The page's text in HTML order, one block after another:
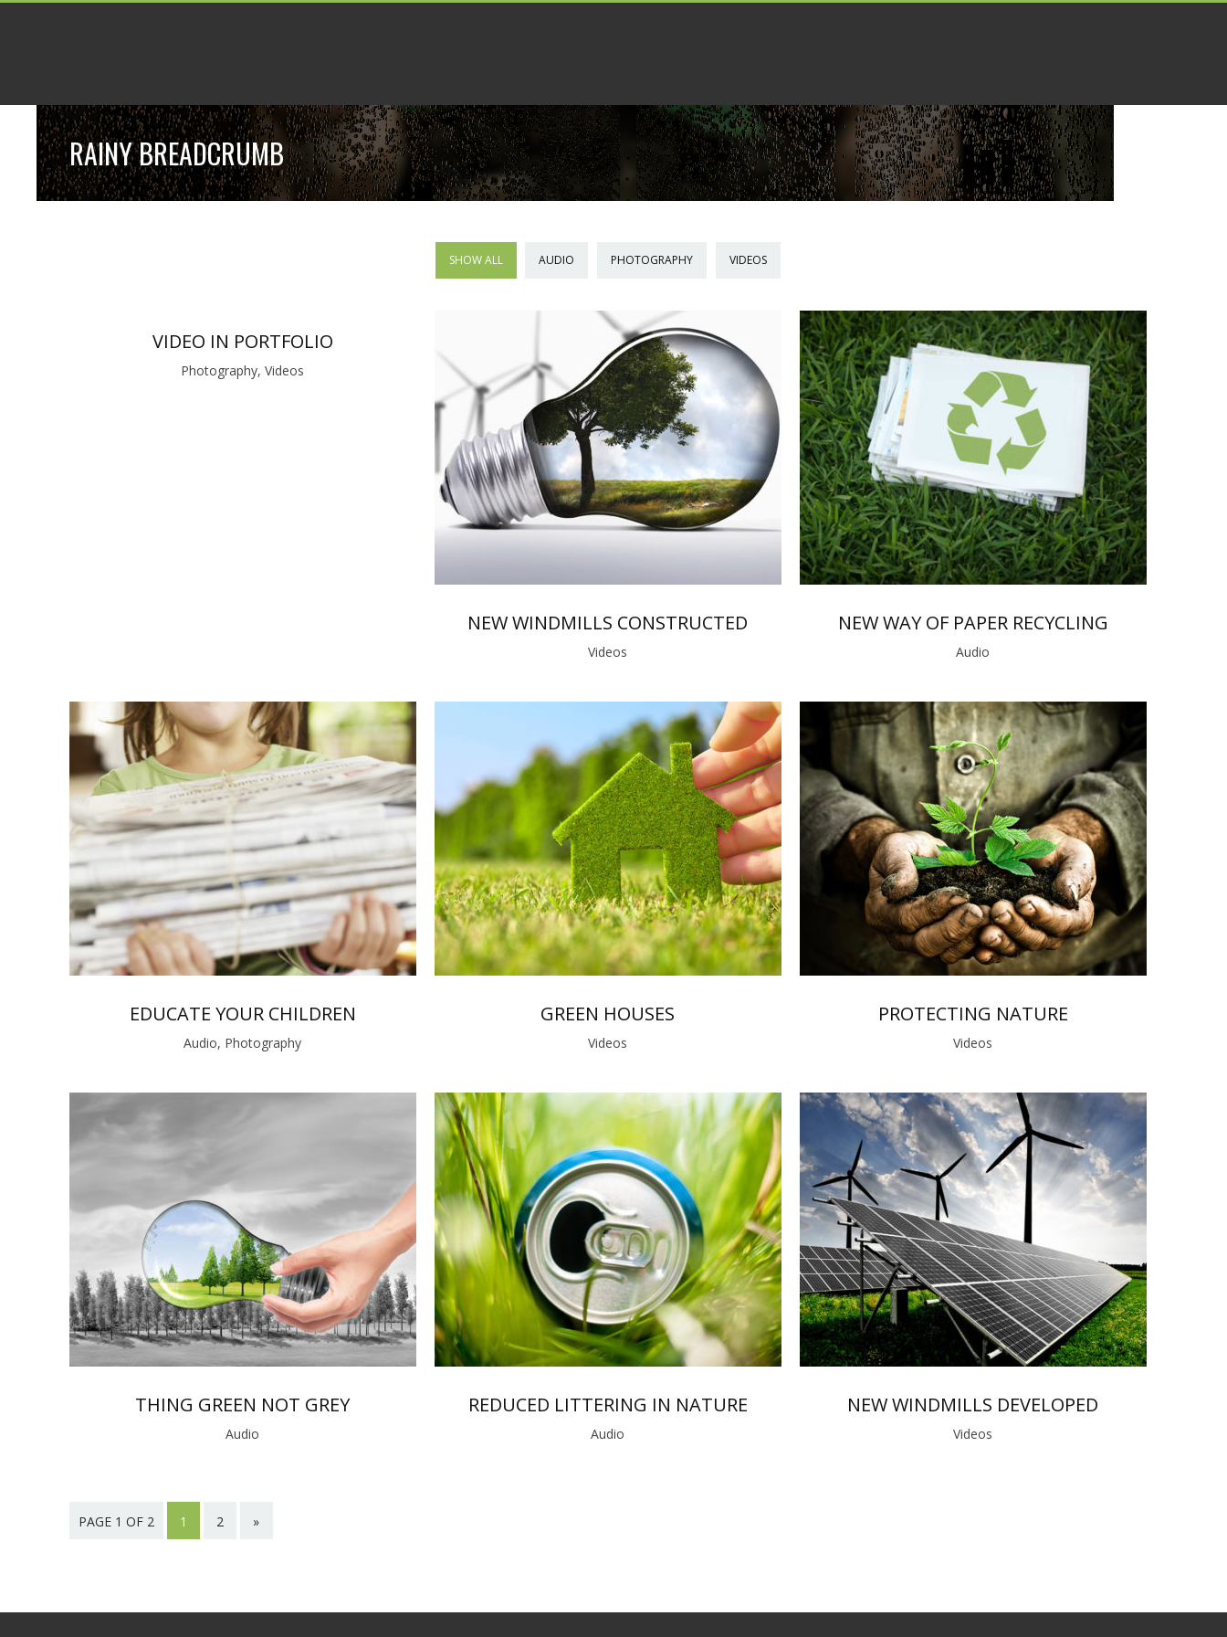
RAINY BREADCRUMB
SHOW ALL AUDIO PHOTOGRAPHY VIDEOS
VIDEO IN PORTFOLIO
Photography, Videos
NEW WINDMILLS CONSTRUCTED
Videos
NEW WAY OF PAPER RECYCLING
Audio
EDUCATE YOUR CHILDREN
Audio, Photography
GREEN HOUSES
Videos
PROTECTING NATURE
Videos
THING GREEN NOT GREY
Audio
REDUCED LITTERING IN NATURE
Audio
NEW WINDMILLS DEVELOPED
Videos
PAGE 1 OF 2 1 2 »